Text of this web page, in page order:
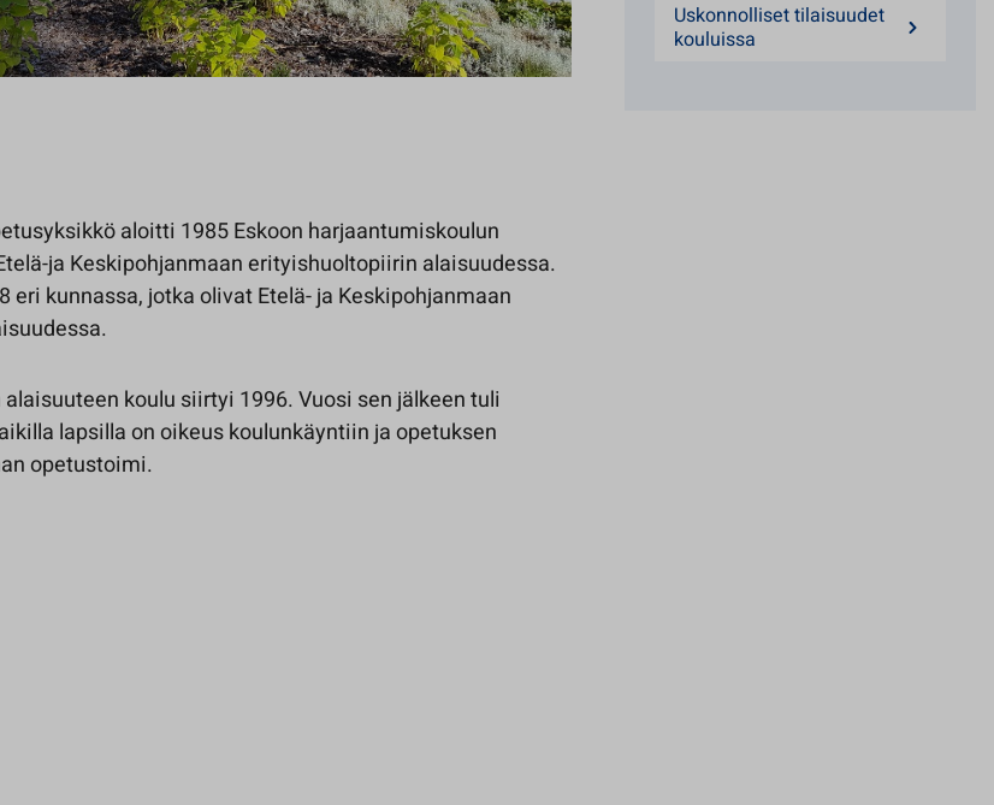
aloitti 1985 Eskoon harjaantumiskoulun
ja Keskipohjanmaan erityishuoltopiirin alaisuudessa.
eri kunnassa, jotka olivat Etelä- ja Keskipohjanmaan
koulu siirtyi 1996. Vuosi sen jälkeen tuli
lapsilla on oikeus koulunkäyntiin ja opetuksen
opetustoimi.
Uskonnolliset tilaisuudet
kouluissa